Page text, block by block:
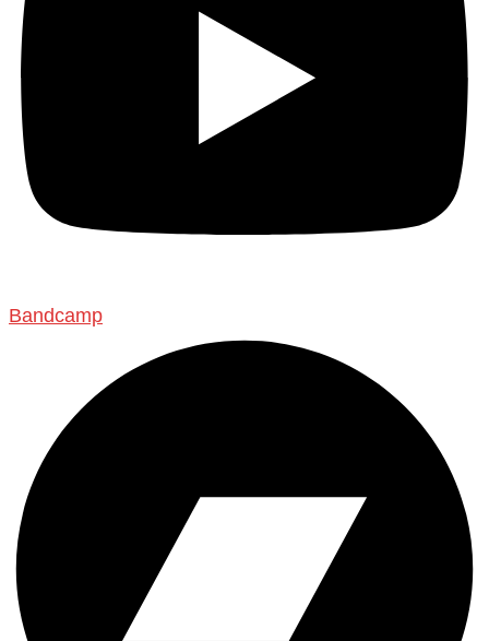
Bandcamp